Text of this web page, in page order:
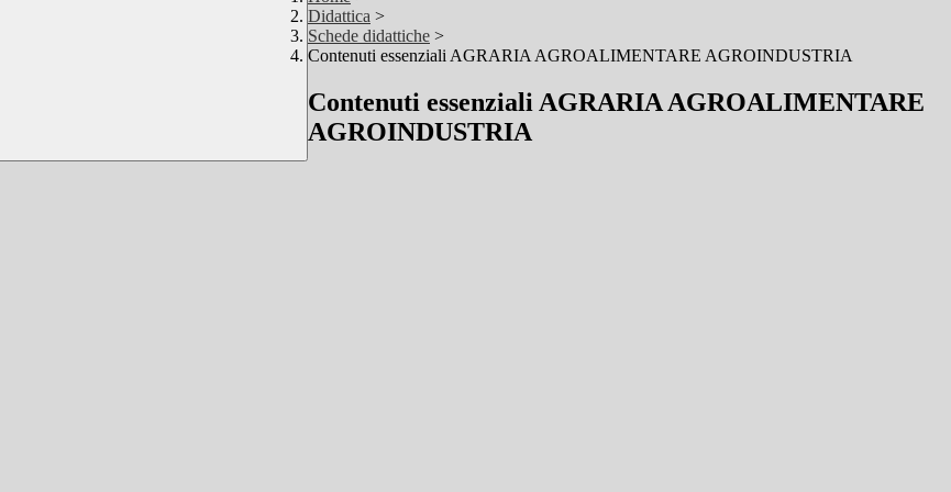
Didattica >
Schede didattiche >
Contenuti essenziali AGRARIA AGROALIMENTARE AGROINDUSTRIA
Contenuti essenziali AGRARIA AGROALIMENTARE
AGROINDUSTRIA